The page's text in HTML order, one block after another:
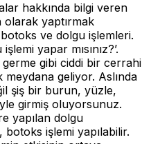
hakkında bilgi veren
olarak yaptırmak
ve dolgu işlemleri.
yapar mısınız?’.
gibi ciddi bir cerrahi
meydana geliyor. Aslında
şiş bir burun, yüzle,
girmiş oluyorsunuz.
yapılan dolgu
botoks işlemi yapılabilir.